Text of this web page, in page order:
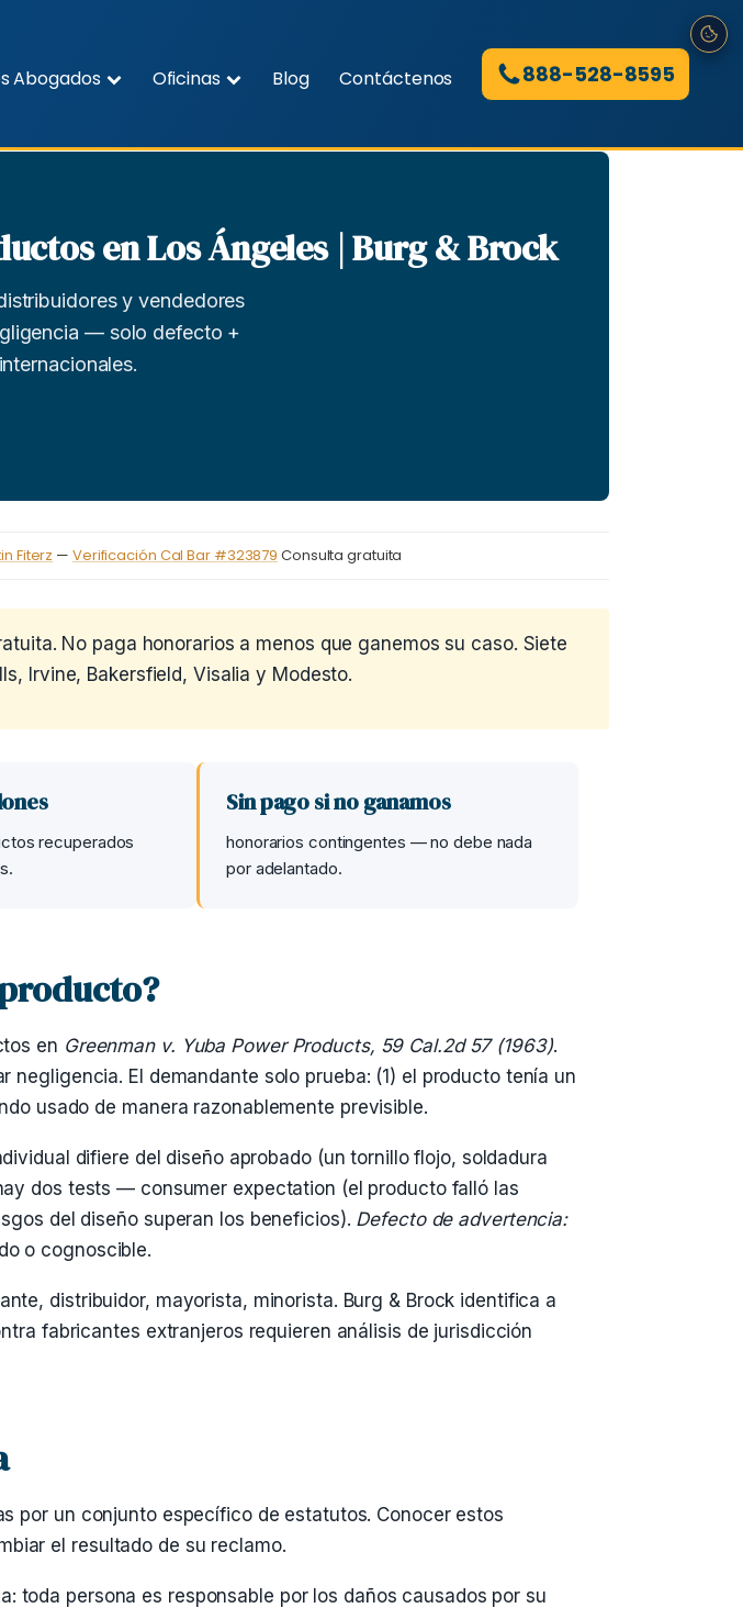
Abogados Oficinas Blog Contáctenos 888-528-8595
en Los Ángeles | Burg & Brock
y vendedores
— solo defecto +
Fiterz — Verificación Cal Bar #323879 Consulta gratuita
No paga honorarios a menos que ganemos su caso. Siete
Irvine, Bakersfield, Visalia y Modesto.
recuperados
Sin pago si no ganamos
honorarios contingentes — no debe nada
por adelantado.
en Greenman v. Yuba Power Products, 59 Cal.2d 57 (1963).
El demandante solo prueba: (1) el producto tenía un
usado de manera razonablemente previsible.
difiere del diseño aprobado (un tornillo flojo, soldadura
dos tests — consumer expectation (el producto falló las
del diseño superan los beneficios). Defecto de advertencia:
o cognoscible.
distribuidor, mayorista, minorista. Burg & Brock identifica a
fabricantes extranjeros requieren análisis de jurisdicción
por un conjunto específico de estatutos. Conocer estos
el resultado de su reclamo.
toda persona es responsable por los daños causados por su